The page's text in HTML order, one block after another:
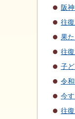
阪
往
果
往
子
令
今
往